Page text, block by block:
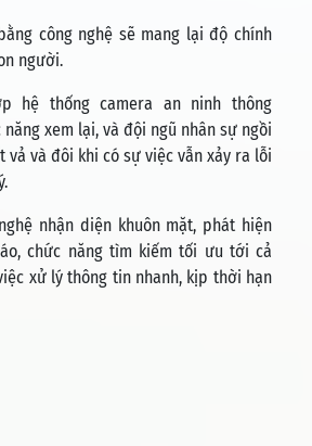
công nghệ sẽ mang lại độ chính
người.
hệ thống camera an ninh thông
xem lại, và đội ngũ nhân sự ngồi
vả và đôi khi có sự việc vẫn xảy ra lỗi
nhận diện khuôn mặt, phát hiện
chức năng tìm kiếm tối ưu tới cả
xử lý thông tin nhanh, kịp thời hạn